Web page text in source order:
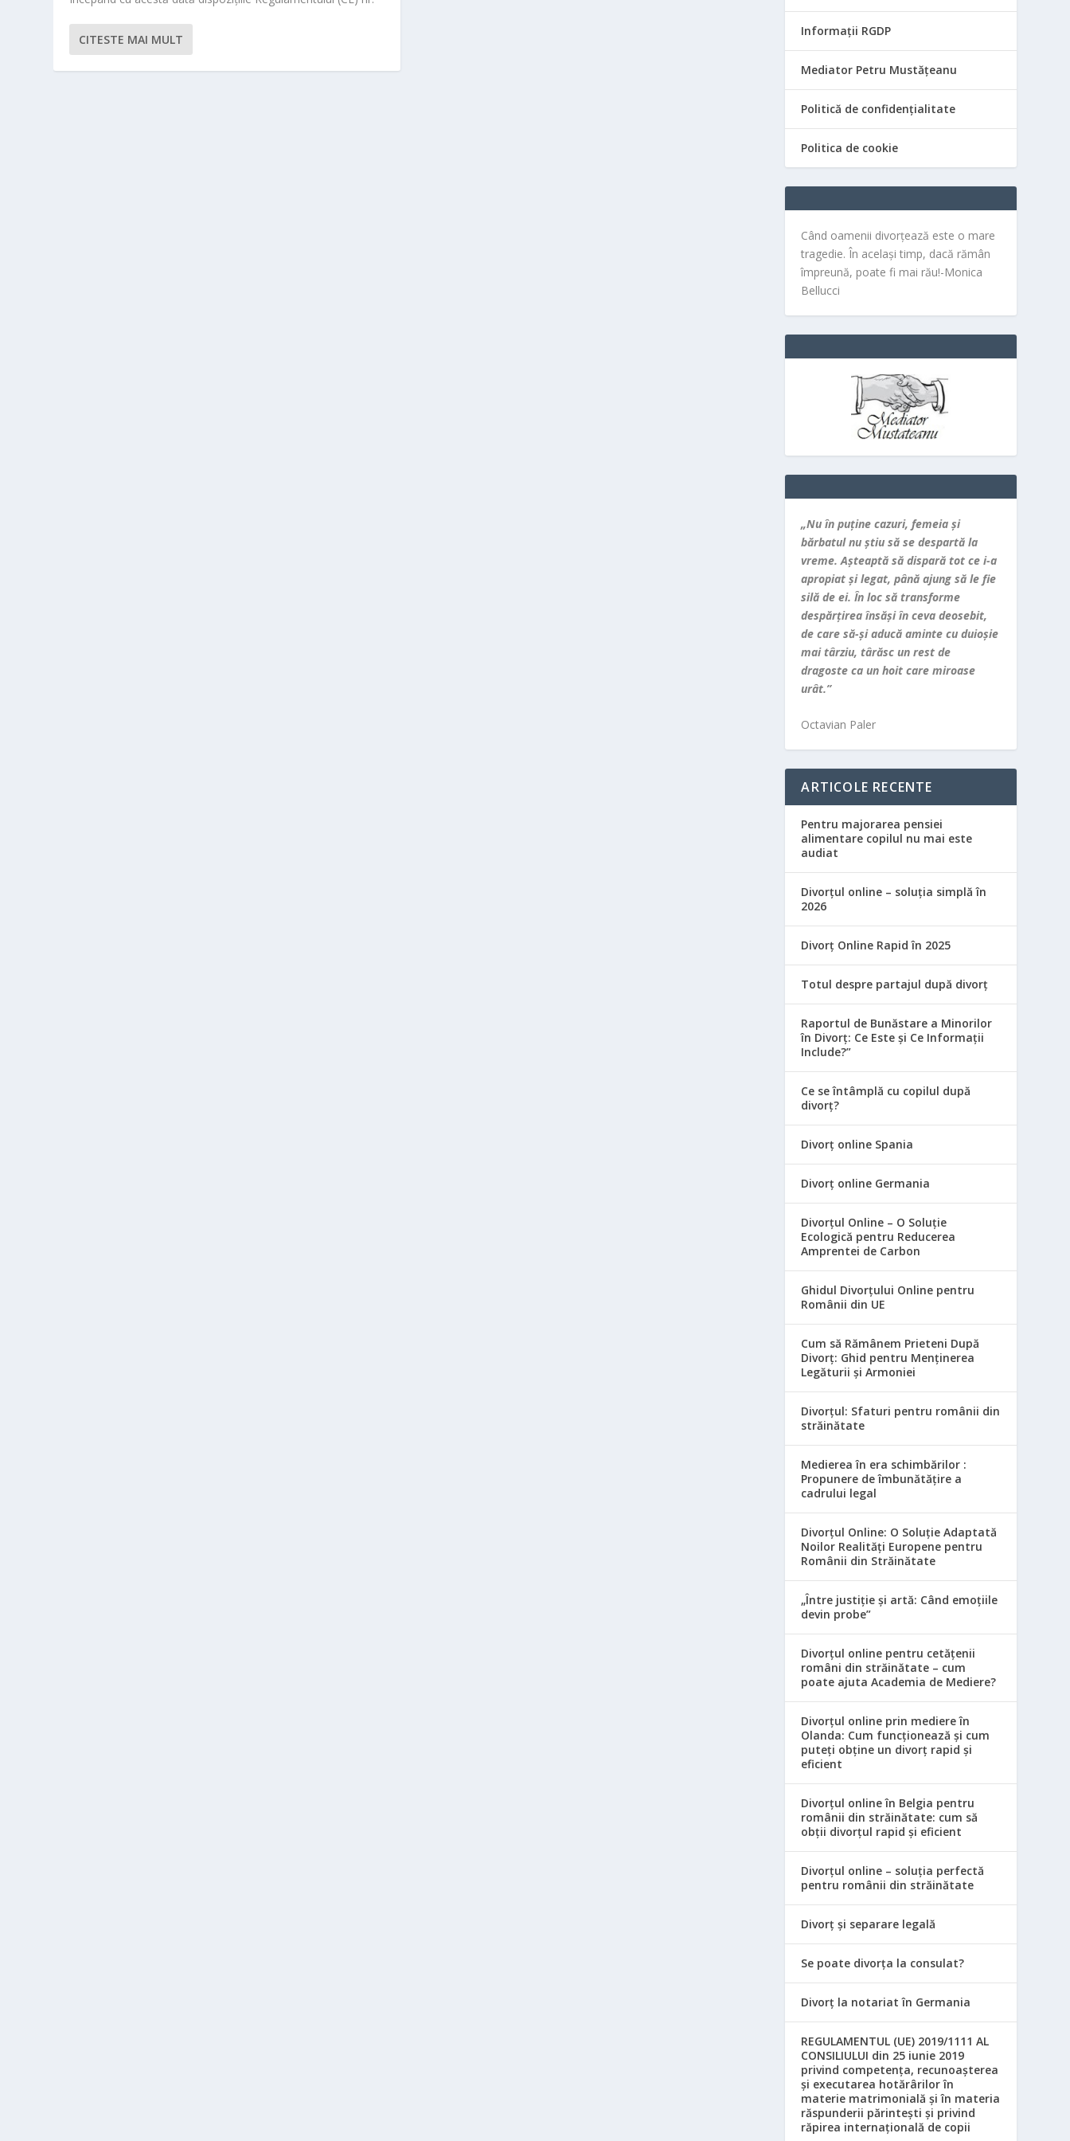
CITESTE MAI MULT
Informații RGDP
Mediator Petru Mustățeanu
Politică de confidențialitate
Politica de cookie
Când oamenii divorțează este o mare
tragedie. În același timp, dacă rămân
împreună, poate fi mai rău!-Monica
Bellucci
„Nu în puţine cazuri, femeia şi
bărbatul nu ştiu să se despartă la
vreme. Aşteaptă să dispară tot ce i-a
apropiat şi legat, până ajung să le fie
silă de ei. În loc să transforme
despărţirea însăşi în ceva deosebit,
de care să-şi aducă aminte cu duioşie
mai târziu, târăsc un rest de
dragoste ca un hoit care miroase
urât.”
Octavian Paler
ARTICOLE RECENTE
Pentru majorarea pensiei
alimentare copilul nu mai este
audiat
Divorțul online – soluția simplă în
2026
Divorț Online Rapid în 2025
Totul despre partajul după divorț
Raportul de Bunăstare a Minorilor
în Divorț: Ce Este și Ce Informații
Include?”
Ce se întâmplă cu copilul după
divorț?
Divorț online Spania
Divorț online Germania
Divorțul Online – O Soluție
Ecologică pentru Reducerea
Amprentei de Carbon
Ghidul Divorțului Online pentru
Românii din UE
Cum să Rămânem Prieteni După
Divorț: Ghid pentru Menținerea
Legăturii și Armoniei
Divorțul: Sfaturi pentru românii din
străinătate
Medierea în era schimbărilor :
Propunere de îmbunătățire a
cadrului legal
Divorțul Online: O Soluție Adaptată
Noilor Realități Europene pentru
Românii din Străinătate
„Între justiție și artă: Când emoțiile
devin probe”
Divorțul online pentru cetățenii
români din străinătate – cum
poate ajuta Academia de Mediere?
Divorțul online prin mediere în
Olanda: Cum funcționează și cum
puteți obține un divorț rapid și
eficient
Divorțul online în Belgia pentru
românii din străinătate: cum să
obții divorțul rapid și eficient
Divorțul online – soluția perfectă
pentru românii din străinătate
Divorț și separare legală
Se poate divorța la consulat?
Divorț la notariat în Germania
REGULAMENTUL (UE) 2019/1111 AL
CONSILIULUI din 25 iunie 2019
privind competența, recunoașterea
și executarea hotărârilor în
materie matrimonială și în materia
răspunderii părintești și privind
răpirea internațională de copii